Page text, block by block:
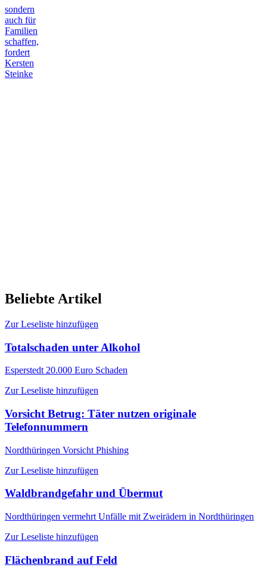
sondern
auch für
Familien
schaffen,
fordert
Kersten
Steinke
Beliebte Artikel
Zur Leseliste hinzufügen
Totalschaden unter Alkohol
Esperstedt 20.000 Euro Schaden
Zur Leseliste hinzufügen
Vorsicht Betrug: Täter nutzen originale
Telefonnummern
Nordthüringen Vorsicht Phishing
Zur Leseliste hinzufügen
Waldbrandgefahr und Übermut
Nordthüringen vermehrt Unfälle mit Zweirädern in Nordthüringen
Zur Leseliste hinzufügen
Flächenbrand auf Feld